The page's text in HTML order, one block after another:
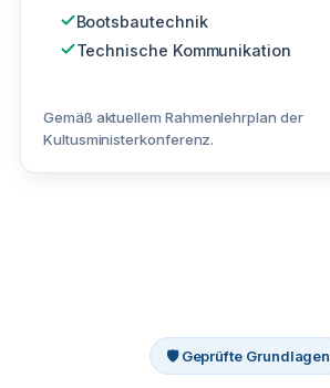
Bootsbautechnik
Technische Kommunikation
Gemäß aktuellem Rahmenlehrplan der
Kultusministerkonferenz.
🛡 Geprüfte Grundlagen